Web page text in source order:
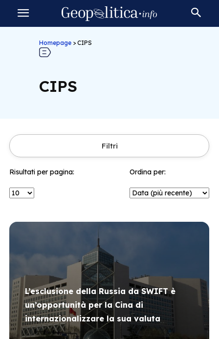
Homepage > CIPS
CIPS
Filtri
Risultati per pagina: Ordina per:
L’esclusione della Russia da SWIFT è
un’opportunità per la Cina di
internazionalizzare la sua valuta